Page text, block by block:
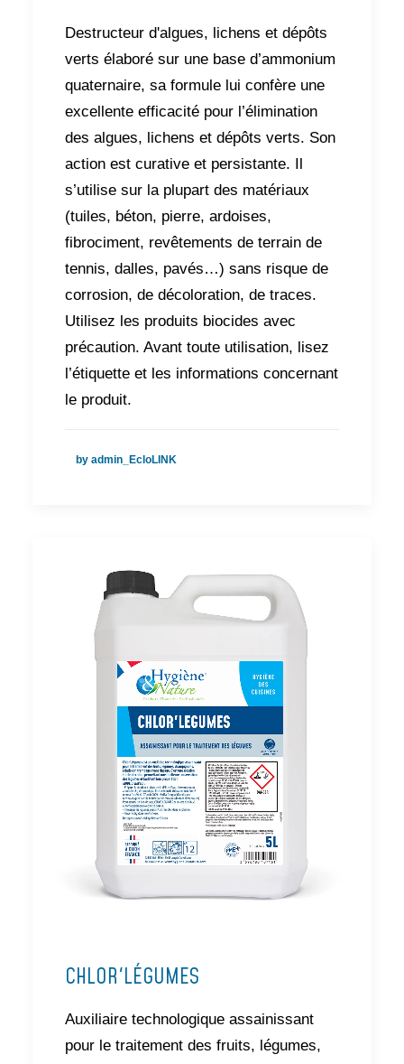
Destructeur d'algues, lichens et dépôts
verts élaboré sur une base d’ammonium
quaternaire, sa formule lui confère une
excellente efficacité pour l’élimination
des algues, lichens et dépôts verts. Son
action est curative et persistante. Il
s’utilise sur la plupart des matériaux
(tuiles, béton, pierre, ardoises,
fibrociment, revêtements de terrain de
tennis, dalles, pavés…) sans risque de
corrosion, de décoloration, de traces.
Utilisez les produits biocides avec
précaution. Avant toute utilisation, lisez
l’étiquette et les informations concernant
le produit.
by admin_EcloLINK
CHLOR'LÉGUMES
Auxiliaire technologique assainissant
pour le traitement des fruits, légumes,